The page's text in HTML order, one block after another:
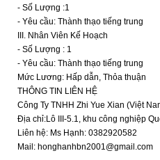
- Số Lượng :1
- Yêu cầu: Thành thạo tiếng trung
III. Nhân Viên Kế Hoạch
- Số Lượng : 1
- Yêu cầu: Thành thạo tiếng trung
Mức Lương: Hấp dẫn, Thỏa thuận
THÔNG TIN LIÊN HỆ
Công Ty TNHH Zhi Yue Xian (Việt
Địa chỉ:Lô III-5.1, khu công nghiệp
Liên hệ: Ms Hạnh: 0382920582
Mail: honghanhbn2001@gmail.com